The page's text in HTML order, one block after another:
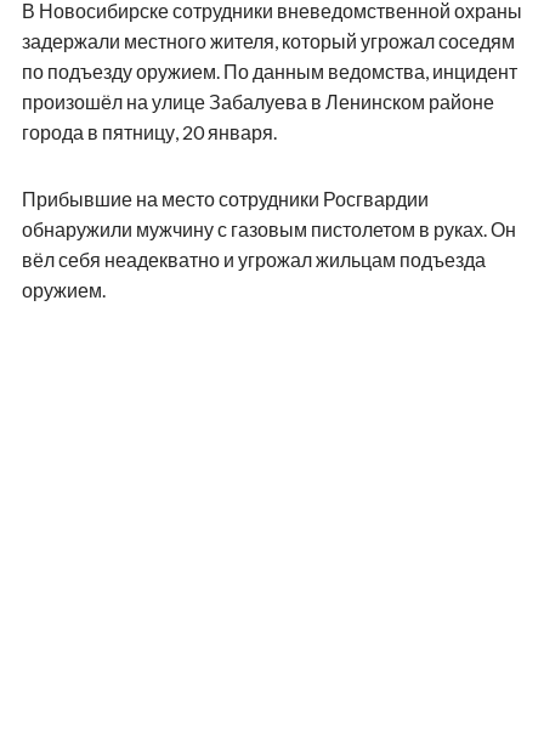
В Новосибирске сотрудники вневедомственной охраны
задержали местного жителя, который угрожал соседям
по подъезду оружием. По данным ведомства, инцидент
произошёл на улице Забалуева в Ленинском районе
города в пятницу, 20 января.
Прибывшие на место сотрудники Росгвардии
обнаружили мужчину с газовым пистолетом в руках. Он
вёл себя неадекватно и угрожал жильцам подъезда
оружием.